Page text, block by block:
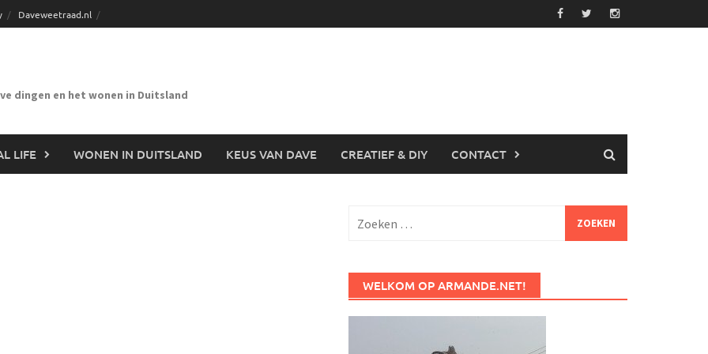
Daveweetraad.nl
dingen en het wonen in Duitsland
LIFE WONEN IN DUITSLAND KEUS VAN DAVE CREATIEF & DIY CONTACT
naar:
WELKOM OP ARMANDE.NET!